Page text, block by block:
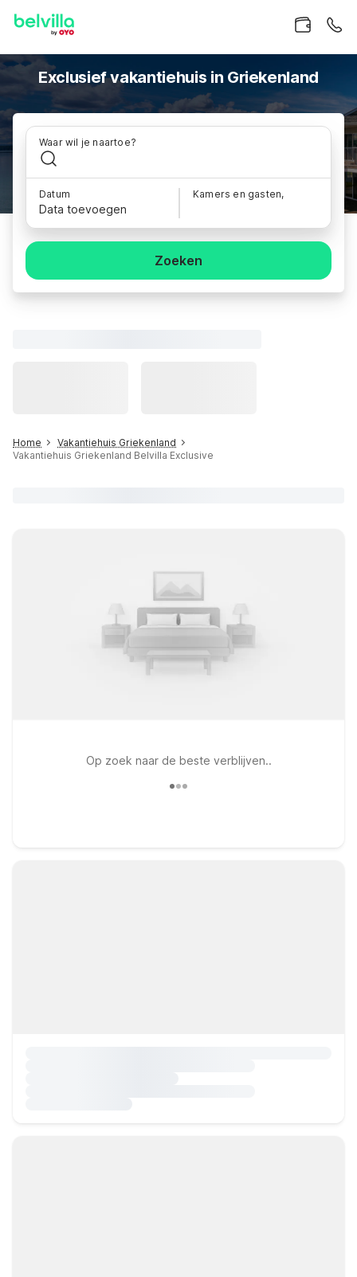
Exclusief vakantiehuis in Griekenland
Waar wil je naartoe?
Datum
Data toevoegen
Kamers en gasten,
Zoeken
Home
Vakantiehuis Griekenland
Vakantiehuis Griekenland Belvilla Exclusive
Op zoek naar de beste verblijven..